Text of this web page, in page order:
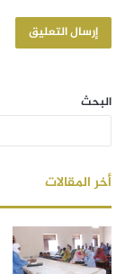
البحث
أخر المقالات